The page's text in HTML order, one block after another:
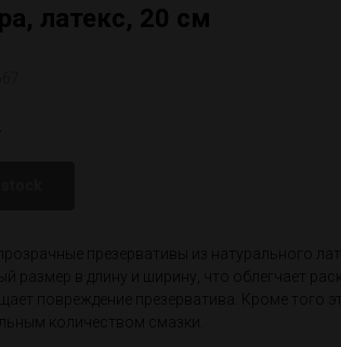
латекс, 20 см
прозрачные презервативы из натурального
размер в длину и ширину, что облегчает
повреждение презерватива. Кроме того
количеством смазки.